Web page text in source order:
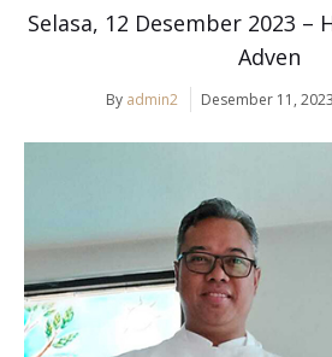
Selasa, 12 Desember 2023 –
Adven
By admin2 Desember 11, 2023